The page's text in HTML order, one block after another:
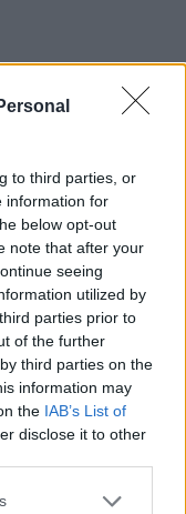
to third parties, or
information for
below opt-out
note that after your
seeing
utilized by
parties prior to
of the further
third parties on the
information may
the IAB’s List of
disclose it to other
or more Google
της
με κομψά